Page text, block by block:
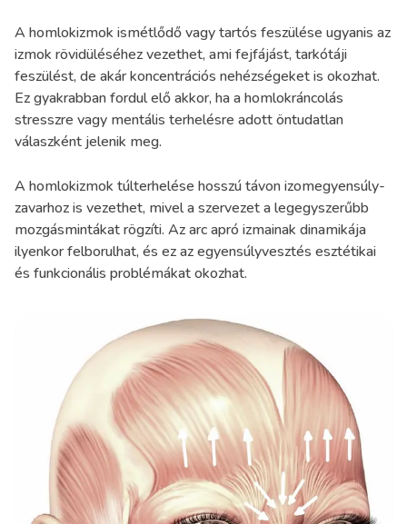
A homlokizmok ismétlődő vagy tartós feszülése ugyanis az
izmok rövidüléséhez vezethet, ami fejfájást, tarkótáji
feszülést, de akár koncentrációs nehézségeket is okozhat.
Ez gyakrabban fordul elő akkor, ha a homlokráncolás
stresszre vagy mentális terhelésre adott öntudatlan
válaszként jelenik meg.
A homlokizmok túlterhelése hosszú távon izomegyensúly-
zavarhoz is vezethet, mivel a szervezet a legegyszerűbb
mozgásmintákat rögzíti. Az arc apró izmainak dinamikája
ilyenkor felborulhat, és ez az egyensúlyvesztés esztétikai
és funkcionális problémákat okozhat.